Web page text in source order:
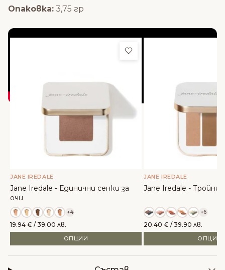
Опаковка: 3,75 гр
СЪЧЕТАЙТЕ ЗАЕДНО С:
Добави в любими
JANE IREDALE
Jane Iredale - Единични сенки за
очи
+4
19.94 € / 39.00 лв.
ОПЦИИ
JANE IREDALE
Jane Iredale - Тройни
+6
20.40€ / 39.90 лв.
ОПЦИИ